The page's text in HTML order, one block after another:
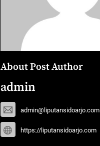
About Post Author
admin
admin@liputansidoarjo.com
https://liputansidoarjo.com